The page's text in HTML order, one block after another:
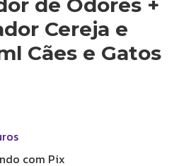
de Odores +
Cereja e
Cães e Gatos
com Pix